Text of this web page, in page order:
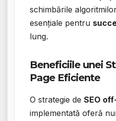
schimbările
esențiale pentru
lung.
Beneficiile unei
Page Eficiente
O strategie de SEO
implementată oferă